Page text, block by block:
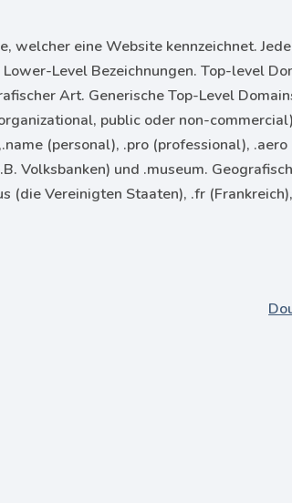
welcher eine Website kennzeichnet.
Level Bezeichnungen. Top-level
Art. Generische Top-Level
public oder non-
(personal), .pro (professional),
Volksbanken) und .museum.
(die Vereinigten Staaten), .fr